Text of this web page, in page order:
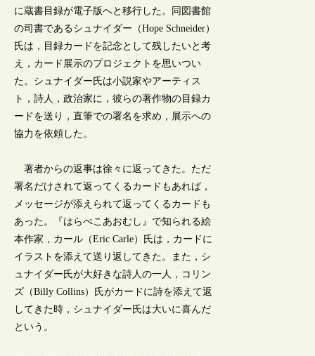
に蔵書目録が電子版へと移行した。同図書館
の司書であるシュナイダー（Hope Schneider）
氏は，目録カードを記念として残したいと考
え，カード展示のプロジェクトを思いつい
た。シュナイダー氏は小説家やアーティス
ト，詩人，政治家に，彼らの著作物の目録カ
ードを送り，直筆での署名を求め，展示への
協力を依頼した。
著者からの返事は徐々に返ってきた。ただ
署名だけされて返ってくるカードもあれば，
メッセージが添えられて返ってくるカードも
あった。『はらぺこあおむし』で知られる絵
本作家，カール（Eric Carle）氏は，カードに
イラストを添えて送り返してきた。また，シ
ュナイダー氏が大好きな詩人の一人，コリン
ズ（Billy Collins）氏がカードに詩を添えて返
してきた時，シュナイダー氏は大いに喜んだ
という。